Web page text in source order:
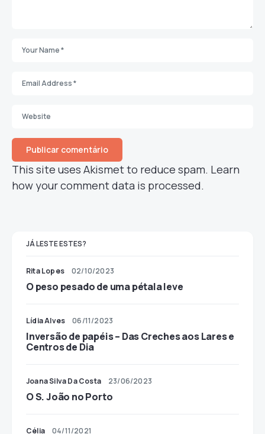
This site uses Akismet to reduce spam. Learn
how your comment data is processed.
JÁ LESTE ESTES?
Rita Lopes 02/10/2023
O peso pesado de uma pétala leve
Lídia Alves 06/11/2023
Inversão de papéis – Das Creches aos Lares e
Centros de Dia
Joana Silva Da Costa 23/06/2023
O S. João no Porto
Célia 04/11/2021